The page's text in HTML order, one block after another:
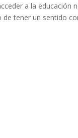
a la educación
tener un sentido